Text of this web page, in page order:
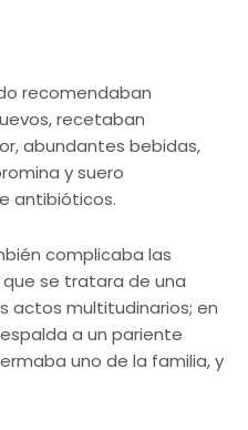
recomendaban
recetaban
abundantes bebidas,
y suero
antibióticos.
complicaba las
que se tratara de una
actos multitudinarios; en
a un pariente
uno de la familia, y